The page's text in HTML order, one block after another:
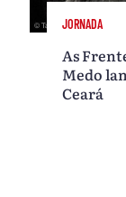
JORNADA
As
Medo
Ceará